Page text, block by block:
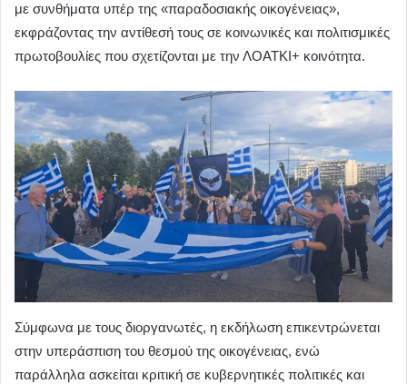
με συνθήματα υπέρ της «παραδοσιακής οικογένειας»,
εκφράζοντας την αντίθεσή τους σε κοινωνικές και πολιτισμικές
πρωτοβουλίες που σχετίζονται με την ΛΟΑΤΚΙ+ κοινότητα.
Σύμφωνα με τους διοργανωτές, η εκδήλωση επικεντρώνεται
στην υπεράσπιση του θεσμού της οικογένειας, ενώ
παράλληλα ασκείται κριτική σε κυβερνητικές πολιτικές και